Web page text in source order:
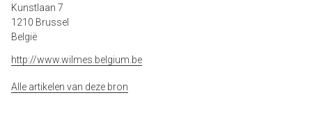
Kunstlaan 7
1210 Brussel
België
http://www.wilmes.belgium.be
Alle artikelen van deze bron